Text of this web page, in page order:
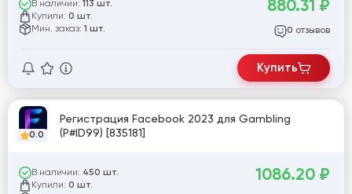
В наличии: 113 шт.
Купили: 0 шт.
Мин. заказ: 1 шт.
880.31 ₽
0 отзывов
Купить
0.0
Регистрация Facebook 2023 для Gambling
(P#ID99) [835181]
В наличии: 450 шт.
Купили: 0 шт.
1086.20 ₽